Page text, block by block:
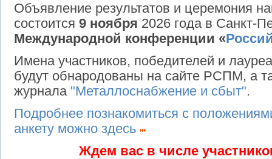
Объявление результатов и церемония
состоится 9 ноября 2026 года в Санкт-
Международной конференции «
Имена участников, победителей и
будут обнародованы на сайте РСПМ, а
журнала "Металлоснабжение и сбыт".
Подробнее познакомиться с
анкету можно здесь
Ждем вас в числе